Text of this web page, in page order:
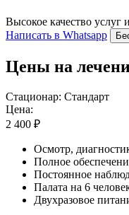
Высокое качество услуг
Написать в Whatsapp
Цены на
Стационар: Стандарт
Цена:
2 400 ₽
Осмотр,
Полное
Постоянное
Палата на 6
Двухразовое